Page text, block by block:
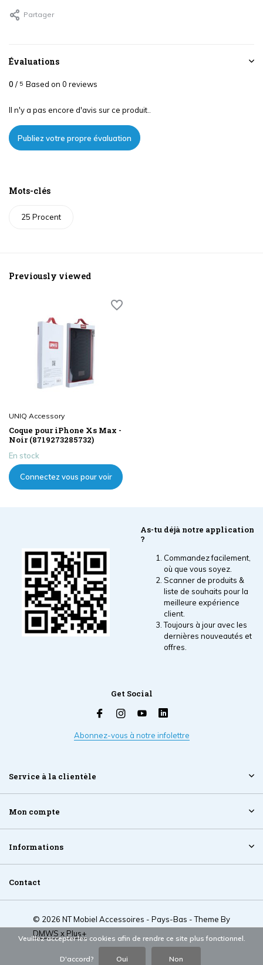
Partager
Évaluations
0 / 5 Based on 0 reviews
Il n'y a pas encore d'avis sur ce produit..
Publiez votre propre évaluation
Mots-clés
25 Procent
Previously viewed
UNIQ Accessory
Coque pour iPhone Xs Max -
Noir (8719273285732)
En stock
Connectez vous pour voir
As-tu déjà notre application
?
Commandez facilement,
où que vous soyez.
Scanner de produits &
liste de souhaits pour la
meilleure expérience
client.
Toujours à jour avec les
dernières nouveautés et
offres.
Get Social
Abonnez-vous à notre infolettre
Service à la clientèle
Mon compte
Informations
Contact
© 2026 NT Mobiel Accessoires - Pays-Bas - Theme By
DMWS x Plus+
Veuillez accepter les cookies afin de rendre ce site plus fonctionnel.
D'accord? Oui Non